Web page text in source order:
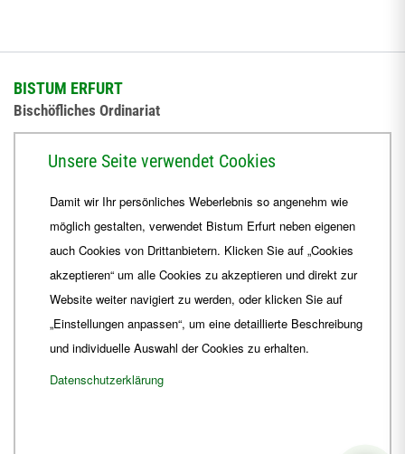
BISTUM ERFURT
Bischöfliches Ordinariat
+49 361 6572-444
ordinariat Bistum-Erfurt.de
Unsere Seite verwendet Cookies
Damit wir Ihr persönliches Weberlebnis so angenehm wie
möglich gestalten, verwendet Bistum Erfurt neben eigenen
auch Cookies von Drittanbietern. Klicken Sie auf „Cookies
akzeptieren“ um alle Cookies zu akzeptieren und direkt zur
Website weiter navigiert zu werden, oder klicken Sie auf
„Einstellungen anpassen“, um eine detaillierte Beschreibung
und individuelle Auswahl der Cookies zu erhalten.
Datenschutzerklärung